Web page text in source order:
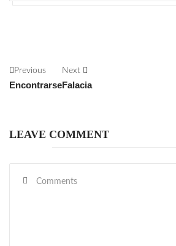
Previous
Encontrarse
Next
Falacia
LEAVE COMMENT